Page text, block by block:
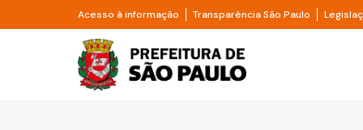
Pular para o Conteúdo principal
Acesso à informação Divisor de acesso à informação
Transparência São Paulo Divisor
Prefeitura de São